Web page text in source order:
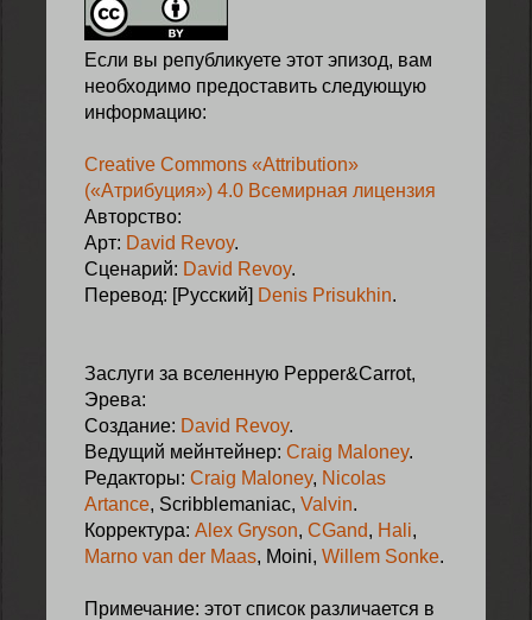
Если вы републикуете этот эпизод, вам
необходимо предоставить следующую
информацию:
Creative Commons «Attribution»
(«Атрибуция») 4.0 Всемирная лицензия
Авторство:
Арт: David Revoy.
Сценарий: David Revoy.
Перевод: [Русский] Denis Prisukhin.
Заслуги за вселенную Pepper&Carrot,
Эрева:
Создание: David Revoy.
Ведущий мейнтейнер: Craig Maloney.
Редакторы: Craig Maloney, Nicolas
Artance, Scribblemaniac, Valvin.
Корректура: Alex Gryson, CGand, Hali,
Marno van der Maas, Moini, Willem Sonke.
Примечание: этот список различается в